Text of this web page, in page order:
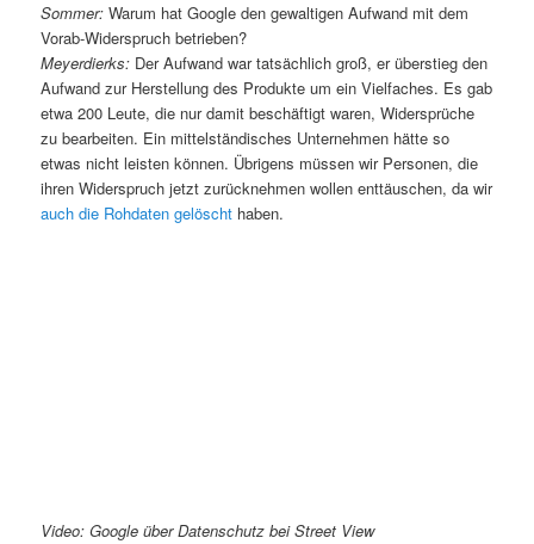
Sommer: Warum hat Google den gewaltigen Aufwand mit dem
Vorab-Widerspruch betrieben?
Meyerdierks: Der Aufwand war tatsächlich groß, er überstieg den
Aufwand zur Herstellung des Produkte um ein Vielfaches. Es gab
etwa 200 Leute, die nur damit beschäftigt waren, Widersprüche
zu bearbeiten. Ein mittelständisches Unternehmen hätte so
etwas nicht leisten können. Übrigens müssen wir Personen, die
ihren Widerspruch jetzt zurücknehmen wollen enttäuschen, da wir
auch die Rohdaten gelöscht haben.
Video: Google über Datenschutz bei Street View